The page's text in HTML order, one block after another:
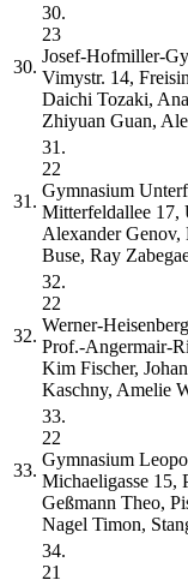
30.
30.
23
Josef-Hofmiller-
Vimystr. 14,
Daichi Tozaki,
Zhiyuan Guan,
31.
31.
22
Gymnasium
Mitterfeldallee 17,
Alexander Genov,
Buse, Ray
32.
32.
22
Werner-
Prof.-Angermair-
Kim Fischer,
Kaschny, Amelie
33.
33.
22
Gymnasium
Michaeligasse 15,
Geßmann Theo,
Nagel Timon,
34.
21